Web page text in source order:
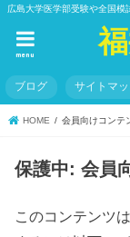
広島大学医学部受験や全国模
menu
ブログ サイトマ
HOME 会員向けコンテ
保護中: 会員
このコンテンツ